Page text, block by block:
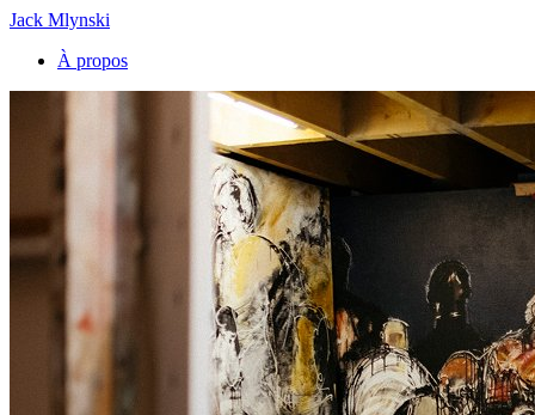
Jack Mlynski
À propos